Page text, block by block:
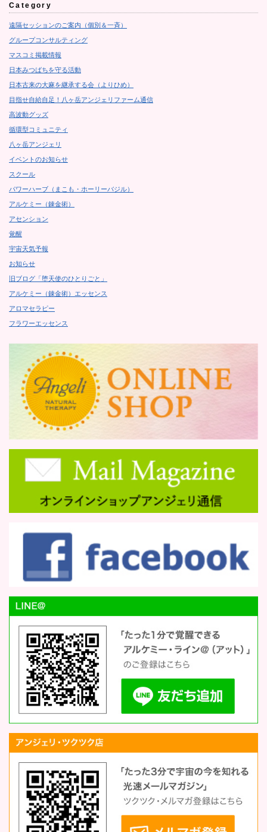
Category
遠隔セッションのご案内（個別＆一斉）
グループコンサルティング
マスコミ掲載情報
日本みつばちを守る活動
日本古来の大麻を継承する会（よりひめ）
目指せ自給自足！八ヶ岳アンジェリファーム通信
高波動グッズ
循環型コミュニティ
八ヶ岳アンジェリ
イベントのお知らせ
スクール
パワーハーブ（まこも・ホーリーバジル）
アルケミー（錬金術）
アセンション
覚醒
宇宙天気予報
お知らせ
旧ブログ「堕天使のひとりごと」
アルケミー（錬金術）エッセンス
アロマセラピー
フラワーエッセンス